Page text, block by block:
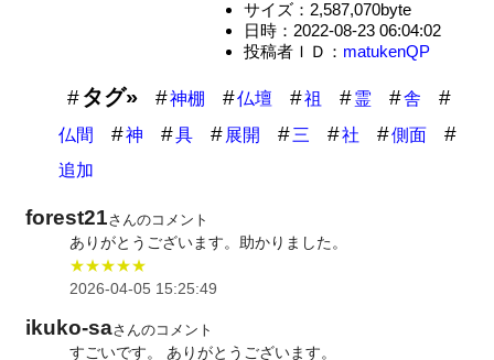
サイズ：2,587,070byte
日時：2022-08-23 06:04:02
投稿者ＩＤ： matukenQP
タグ» 神棚 仏壇 祖 霊
舎
仏間
神 具 展開 三 社
側面
追加
forest21さんのコメント
ありがとうございます。助かりました。
★★★★★
2026-04-05 15:25:49
ikuko-saさんのコメント
すごいです。 ありがとうございます。